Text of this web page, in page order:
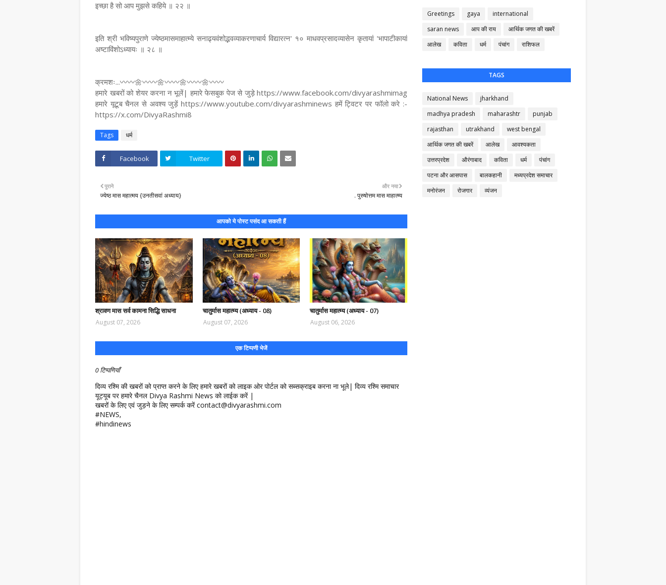
इच्छा है सो आप मुझसे कहिये ॥ २२ ॥
इति श्री भविष्यपुराणे ज्येष्ठमासमाहात्म्ये सनाढ्यवंशोद्भवव्याकरणाचार्य विद्यारत्न' १० माधवप्रसादव्यासेन कृतायां 'भापाटीकायां
अष्टाविंशोऽध्यायः ॥ २८ ॥
क्रमशः...〰️〰️🌼〰️〰️🌼〰️〰️🌼〰️〰️🌼〰️〰️
हमारे खबरों को शेयर करना न भूलें| हमारे फेसबुक पेज से जुड़े https://www.facebook.com/divyarashmimag
हमारे यूटूब चैनल से अवश्य जुड़ें https://www.youtube.com/divyarashminews हमें ट्विटर पर फॉलो करे :-
https://x.com/DivyaRashmi8
Tags धर्म
Facebook Twitter
और नया
. पुरुषोत्तम मास माहात्म्य
पुराने
ज्येष्ठ मास महात्मय {उनतीसवां अध्याय}
आपको ये पोस्ट पसंद आ सकती हैं
श्रावण मास सर्व कामना सिद्धि साधना
August 07, 2026
चातुर्मास महात्म्य (अध्याय - 08)
August 07, 2026
चातुर्मास महात्म्य (अध्याय - 07)
August 06, 2026
एक टिप्पणी भेजें
0 टिप्पणियाँ
दिव्य रश्मि की खबरों को प्राप्त करने के लिए हमारे खबरों को लाइक ओर पोर्टल को सब्सक्राइब करना ना भूले| दिव्य रश्मि समाचार
यूट्यूब पर हमारे चैनल Divya Rashmi News को लाईक करें |
खबरों के लिए एवं जुड़ने के लिए सम्पर्क करें contact@divyarashmi.com
#NEWS,
#hindinews
Greetings gaya
international
saran news
आप की राय
आर्थिक जगत की खबरें
आलेख
कविता धर्म पंचांग राशिफल
TAGS
National News
jharkhand
madhya pradesh
maharashtr
punjab
rajasthan
utrakhand
west bengal
आर्थिक जगत की खबरें
आलेख
आवश्यकता
उत्तरप्रदेश
औरंगाबाद कविता धर्म
पंचांग
पटना और आसपास
बालकहानी
मध्यप्रदेश समाचार
मनोरंजन
रोजगार व्यंजन